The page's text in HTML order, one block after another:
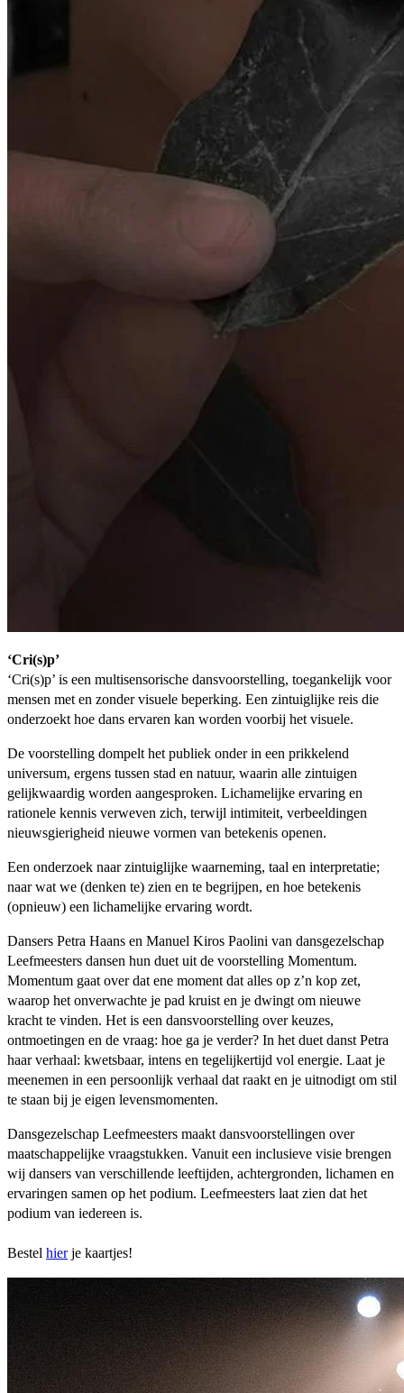
‘Cri(s)p’
‘Cri(s)p’ is een multisensorische dansvoorstelling, toegankelijk voor
mensen met en zonder visuele beperking. Een zintuiglijke reis die
onderzoekt hoe dans ervaren kan worden voorbij het visuele.
De voorstelling dompelt het publiek onder in een prikkelend
universum, ergens tussen stad en natuur, waarin alle zintuigen
gelijkwaardig worden aangesproken. Lichamelijke ervaring en
rationele kennis verweven zich, terwijl intimiteit, verbeeldingen
nieuwsgierigheid nieuwe vormen van betekenis openen.
Een onderzoek naar zintuiglijke waarneming, taal en interpretatie;
naar wat we (denken te) zien en te begrijpen, en hoe betekenis
(opnieuw) een lichamelijke ervaring wordt.
Dansers Petra Haans en Manuel Kiros Paolini van dansgezelschap
Leefmeesters dansen hun duet uit de voorstelling Momentum.
Momentum gaat over dat ene moment dat alles op z’n kop zet,
waarop het onverwachte je pad kruist en je dwingt om nieuwe
kracht te vinden. Het is een dansvoorstelling over keuzes,
ontmoetingen en de vraag: hoe ga je verder? In het duet danst Petra
haar verhaal: kwetsbaar, intens en tegelijkertijd vol energie. Laat je
meenemen in een persoonlijk verhaal dat raakt en je uitnodigt om stil
te staan bij je eigen levensmomenten.
Dansgezelschap Leefmeesters maakt dansvoorstellingen over
maatschappelijke vraagstukken. Vanuit een inclusieve visie brengen
wij dansers van verschillende leeftijden, achtergronden, lichamen en
ervaringen samen op het podium. Leefmeesters laat zien dat het
podium van iedereen is.
Bestel hierje kaartjes!